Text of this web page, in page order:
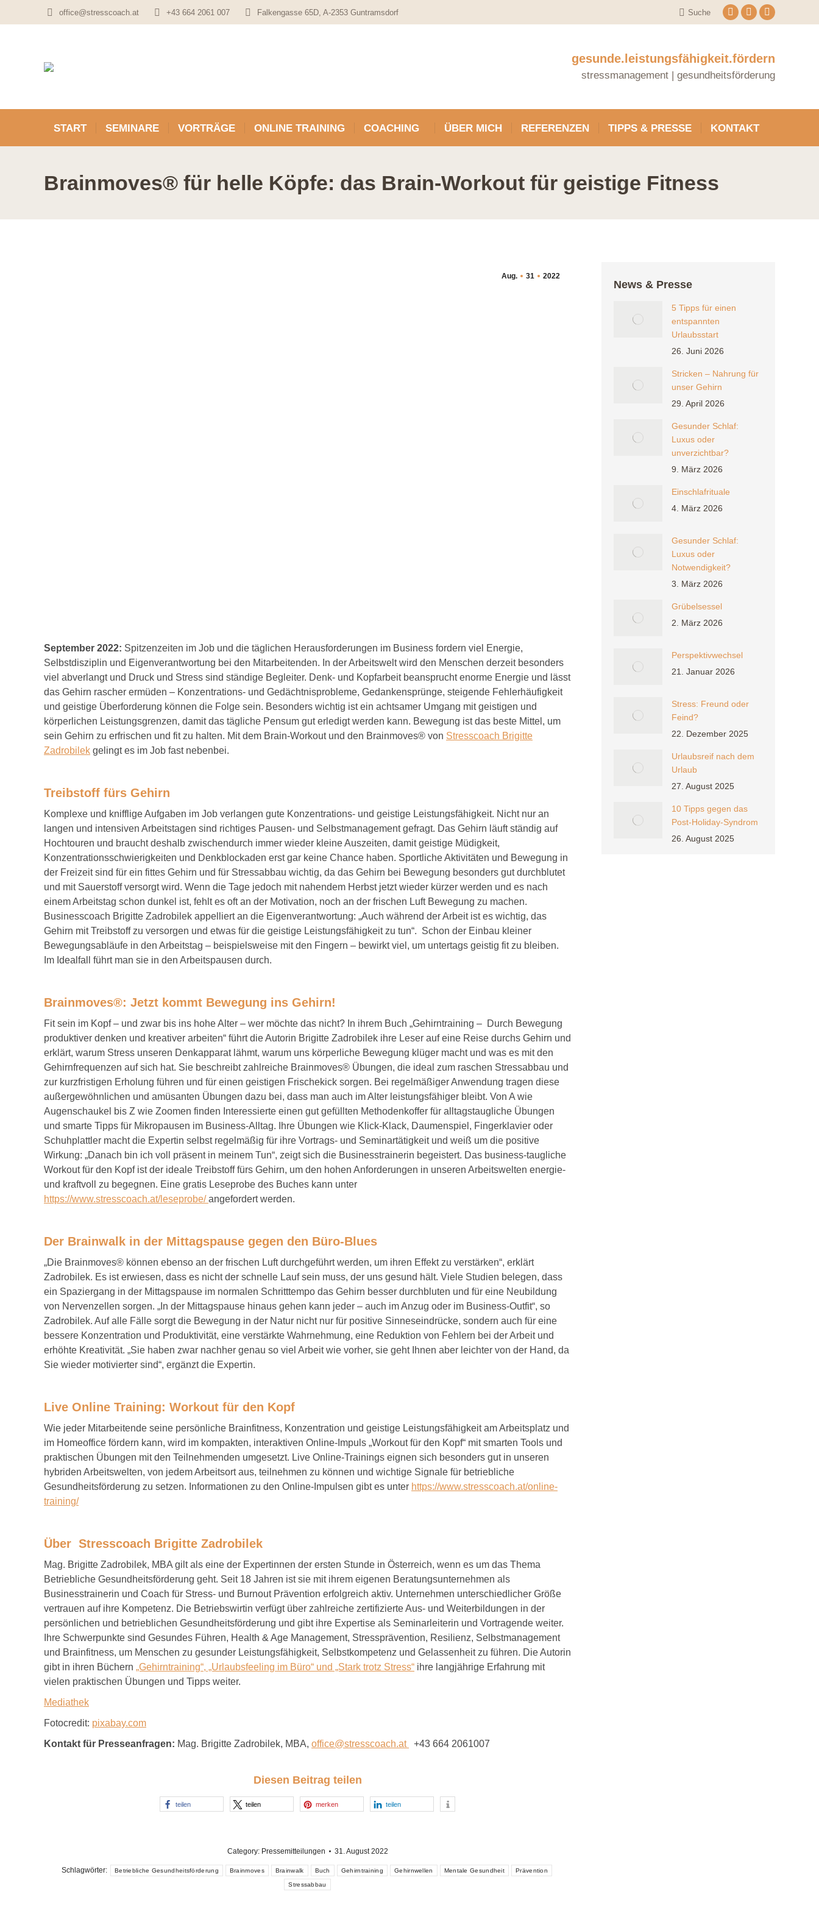
office@stresscoach.at +43 664 2061 007 Falkengasse 65D, A-2353 Guntramsdorf Search:
Suche
Linkedin
XINGYouTube
new
gesunde.leistungsfähigkeit.fördern
stressmanagement | gesundheitsförderung
START SEMINARE VORTRÄGE ONLINE TRAINING COACHING ÜBER MICH REFERENZEN TIPPS & PRESSE KONTAKT
Brainmoves® für helle Köpfe: das Brain-Workout für geistige Fitness
Aug. 31 2022
September 2022: Spitzenzeiten im Job und die täglichen Herausforderungen im Business fordern viel Energie,
Selbstdisziplin und Eigenverantwortung bei den Mitarbeitenden. In der Arbeitswelt wird den Menschen derzeit besonders
viel abverlangt und Druck und Stress sind ständige Begleiter. Denk- und Kopfarbeit beansprucht enorme Energie und lässt
das Gehirn rascher ermüden – Konzentrations- und Gedächtnisprobleme, Gedankensprünge, steigende Fehlerhäufigkeit
und geistige Überforderung können die Folge sein. Besonders wichtig ist ein achtsamer Umgang mit geistigen und
körperlichen Leistungsgrenzen, damit das tägliche Pensum gut erledigt werden kann. Bewegung ist das beste Mittel, um
sein Gehirn zu erfrischen und fit zu halten. Mit dem Brain-Workout und den Brainmoves® von Stresscoach Brigitte
Zadrobilek gelingt es im Job fast nebenbei.
Treibstoff fürs Gehirn
Komplexe und knifflige Aufgaben im Job verlangen gute Konzentrations- und geistige Leistungsfähigkeit. Nicht nur an
langen und intensiven Arbeitstagen sind richtiges Pausen- und Selbstmanagement gefragt. Das Gehirn läuft ständig auf
Hochtouren und braucht deshalb zwischendurch immer wieder kleine Auszeiten, damit geistige Müdigkeit,
Konzentrationsschwierigkeiten und Denkblockaden erst gar keine Chance haben. Sportliche Aktivitäten und Bewegung in
der Freizeit sind für ein fittes Gehirn und für Stressabbau wichtig, da das Gehirn bei Bewegung besonders gut durchblutet
und mit Sauerstoff versorgt wird. Wenn die Tage jedoch mit nahendem Herbst jetzt wieder kürzer werden und es nach
einem Arbeitstag schon dunkel ist, fehlt es oft an der Motivation, noch an der frischen Luft Bewegung zu machen.
Businesscoach Brigitte Zadrobilek appelliert an die Eigenverantwortung: „Auch während der Arbeit ist es wichtig, das
Gehirn mit Treibstoff zu versorgen und etwas für die geistige Leistungsfähigkeit zu tun“. Schon der Einbau kleiner
Bewegungsabläufe in den Arbeitstag – beispielsweise mit den Fingern – bewirkt viel, um untertags geistig fit zu bleiben.
Im Idealfall führt man sie in den Arbeitspausen durch.
Brainmoves®: Jetzt kommt Bewegung ins Gehirn!
Fit sein im Kopf – und zwar bis ins hohe Alter – wer möchte das nicht? In ihrem Buch „Gehirntraining – Durch Bewegung
produktiver denken und kreativer arbeiten“ führt die Autorin Brigitte Zadrobilek ihre Leser auf eine Reise durchs Gehirn und
erklärt, warum Stress unseren Denkapparat lähmt, warum uns körperliche Bewegung klüger macht und was es mit den
Gehirnfrequenzen auf sich hat. Sie beschreibt zahlreiche Brainmoves® Übungen, die ideal zum raschen Stressabbau und
zur kurzfristigen Erholung führen und für einen geistigen Frischekick sorgen. Bei regelmäßiger Anwendung tragen diese
außergewöhnlichen und amüsanten Übungen dazu bei, dass man auch im Alter leistungsfähiger bleibt. Von A wie
Augenschaukel bis Z wie Zoomen finden Interessierte einen gut gefüllten Methodenkoffer für alltagstaugliche Übungen
und smarte Tipps für Mikropausen im Business-Alltag. Ihre Übungen wie Klick-Klack, Daumenspiel, Fingerklavier oder
Schuhplattler macht die Expertin selbst regelmäßig für ihre Vortrags- und Seminartätigkeit und weiß um die positive
Wirkung: „Danach bin ich voll präsent in meinem Tun“, zeigt sich die Businesstrainerin begeistert. Das business-taugliche
Workout für den Kopf ist der ideale Treibstoff fürs Gehirn, um den hohen Anforderungen in unseren Arbeitswelten energie-
und kraftvoll zu begegnen. Eine gratis Leseprobe des Buches kann unter
https://www.stresscoach.at/leseprobe/angefordert werden.
Der Brainwalk in der Mittagspause gegen den Büro-Blues
„Die Brainmoves® können ebenso an der frischen Luft durchgeführt werden, um ihren Effekt zu verstärken“, erklärt
Zadrobilek. Es ist erwiesen, dass es nicht der schnelle Lauf sein muss, der uns gesund hält. Viele Studien belegen, dass
ein Spaziergang in der Mittagspause im normalen Schritttempo das Gehirn besser durchbluten und für eine Neubildung
von Nervenzellen sorgen. „In der Mittagspause hinaus gehen kann jeder – auch im Anzug oder im Business-Outfit“, so
Zadrobilek. Auf alle Fälle sorgt die Bewegung in der Natur nicht nur für positive Sinneseindrücke, sondern auch für eine
bessere Konzentration und Produktivität, eine verstärkte Wahrnehmung, eine Reduktion von Fehlern bei der Arbeit und
erhöhte Kreativität. „Sie haben zwar nachher genau so viel Arbeit wie vorher, sie geht Ihnen aber leichter von der Hand, da
Sie wieder motivierter sind“, ergänzt die Expertin.
Live Online Training: Workout für den Kopf
Wie jeder Mitarbeitende seine persönliche Brainfitness, Konzentration und geistige Leistungsfähigkeit am Arbeitsplatz und
im Homeoffice fördern kann, wird im kompakten, interaktiven Online-Impuls „Workout für den Kopf“ mit smarten Tools und
praktischen Übungen mit den Teilnehmenden umgesetzt. Live Online-Trainings eignen sich besonders gut in unseren
hybriden Arbeitswelten, von jedem Arbeitsort aus, teilnehmen zu können und wichtige Signale für betriebliche
Gesundheitsförderung zu setzen. Informationen zu den Online-Impulsen gibt es unter https://www.stresscoach.at/online-
training/
Über Stresscoach Brigitte Zadrobilek
Mag. Brigitte Zadrobilek, MBA gilt als eine der Expertinnen der ersten Stunde in Österreich, wenn es um das Thema
Betriebliche Gesundheitsförderung geht. Seit 18 Jahren ist sie mit ihrem eigenen Beratungsunternehmen als
Businesstrainerin und Coach für Stress- und Burnout Prävention erfolgreich aktiv. Unternehmen unterschiedlicher Größe
vertrauen auf ihre Kompetenz. Die Betriebswirtin verfügt über zahlreiche zertifizierte Aus- und Weiterbildungen in der
persönlichen und betrieblichen Gesundheitsförderung und gibt ihre Expertise als Seminarleiterin und Vortragende weiter.
Ihre Schwerpunkte sind Gesundes Führen, Health & Age Management, Stressprävention, Resilienz, Selbstmanagement
und Brainfitness, um Menschen zu gesunder Leistungsfähigkeit, Selbstkompetenz und Gelassenheit zu führen. Die Autorin
gibt in ihren Büchern „Gehirntraining“, „Urlaubsfeeling im Büro“ und „Stark trotz Stress“ ihre langjährige Erfahrung mit
vielen praktischen Übungen und Tipps weiter.
Mediathek
Fotocredit: pixabay.com
Kontakt für Presseanfragen: Mag. Brigitte Zadrobilek, MBA, office@stresscoach.at +43 664 2061007
Diesen Beitrag teilen
teilen teilen merken teilen
Category: Pressemitteilungen 31. August 2022
Schlagwörter: Betriebliche Gesundheitsförderung Brainmoves Brainwalk Buch Gehirntraining Gehirnwellen Mentale Gesundheit Prävention
Stressabbau
News & Presse
5 Tipps für einen
entspannten
Urlaubsstart
26. Juni 2026
Stricken – Nahrung für
unser Gehirn
29. April 2026
Gesunder Schlaf:
Luxus oder
unverzichtbar?
9. März 2026
Einschlafrituale
4. März 2026
Gesunder Schlaf:
Luxus oder
Notwendigkeit?
3. März 2026
Grübelsessel
2. März 2026
Perspektivwechsel
21. Januar 2026
Stress: Freund oder
Feind?
22. Dezember 2025
Urlaubsreif nach dem
Urlaub
27. August 2025
10 Tipps gegen das
Post-Holiday-Syndrom
26. August 2025